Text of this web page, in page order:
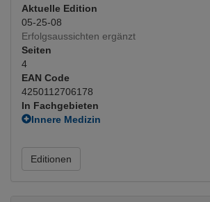
Aktuelle Edition
05-25-08
Erfolgsaussichten ergänzt
Seiten
4
EAN Code
4250112706178
In Fachgebieten
Innere Medizin
Editionen